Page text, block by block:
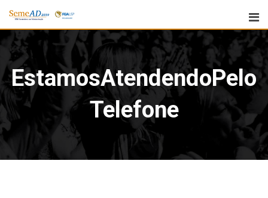
EstamosAtendendoPelo
Telefone